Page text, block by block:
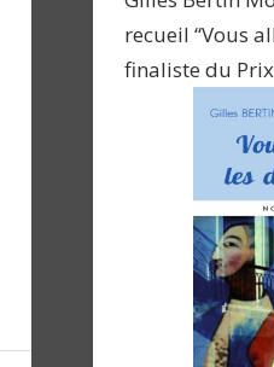
recueil “Vous
finaliste du